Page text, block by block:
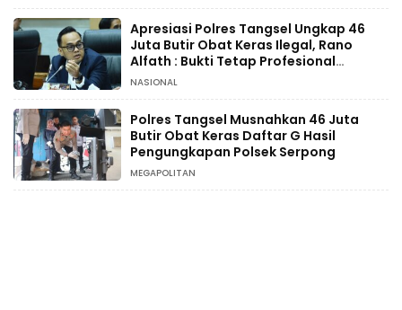
Apresiasi Polres Tangsel Ungkap 46
Juta Butir Obat Keras Ilegal, Rano
Alfath : Bukti Tetap Profesional
Jalankan Tugas
NASIONAL
Polres Tangsel Musnahkan 46 Juta
Butir Obat Keras Daftar G Hasil
Pengungkapan Polsek Serpong
MEGAPOLITAN